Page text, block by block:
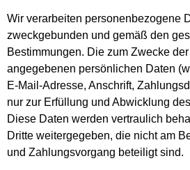
Wir verarbeiten personenbezogene
zweckgebunden und gemäß den
Bestimmungen. Die zum Zwecke
angegebenen persönlichen Daten
E-Mail-Adresse, Anschrift,
nur zur Erfüllung und Abwicklung
Diese Daten werden vertraulich
Dritte weitergegeben, die nicht am
und Zahlungsvorgang beteiligt sind.